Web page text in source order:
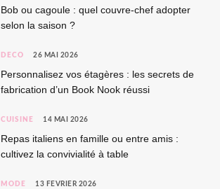
Bob ou cagoule : quel couvre-chef adopter
selon la saison ?
DÉCO 26 MAI 2026
Personnalisez vos étagères : les secrets de
fabrication d’un Book Nook réussi
CUISINE 14 MAI 2026
Repas italiens en famille ou entre amis :
cultivez la convivialité à table
MODE 13 FÉVRIER 2026